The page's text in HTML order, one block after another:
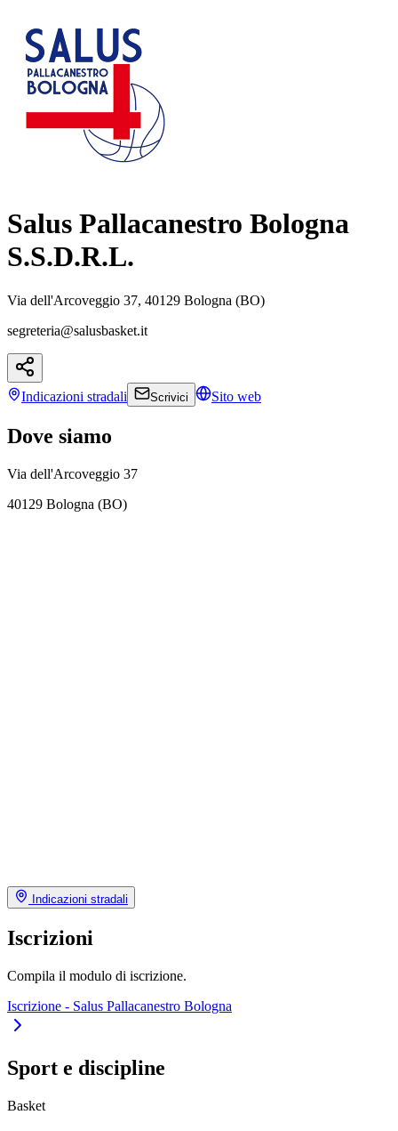
Salus Pallacanestro Bologna
S.S.D.R.L.
Via dell'Arcoveggio 37, 40129 Bologna (BO)
segreteria@salusbasket.it
Indicazioni stradali Scrivici Sito web
Dove siamo
Via dell'Arcoveggio 37
40129 Bologna (BO)
Indicazioni stradali
Iscrizioni
Compila il modulo di iscrizione.
Iscrizione - Salus Pallacanestro Bologna
Sport e discipline
Basket